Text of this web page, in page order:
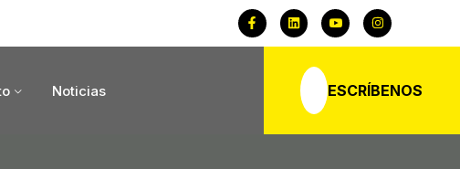
Noticias ESCRÍBENOS